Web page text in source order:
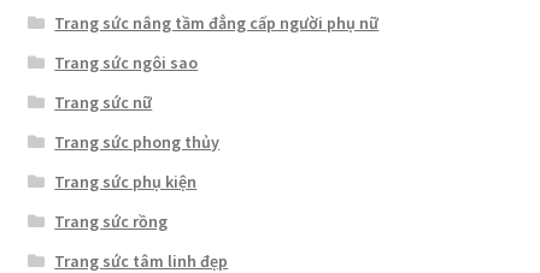
Trang sức nâng tầm đẳng cấp người phụ nữ
Trang sức ngôi sao
Trang sức nữ
Trang sức phong thủy
Trang sức phụ kiện
Trang sức rồng
Trang sức tâm linh đẹp